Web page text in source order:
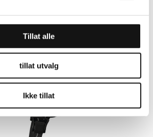
Tillat alle
tillat utvalg
Ikke tillat